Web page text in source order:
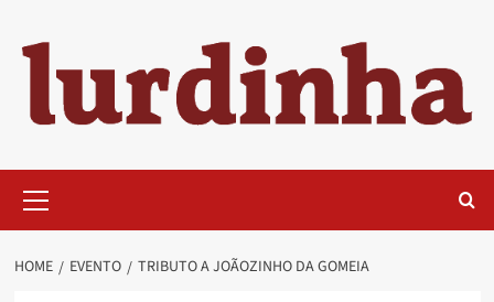
content
Menu
HOME EVENTO TRIBUTO A JOÃOZINHO DA GOMEIA